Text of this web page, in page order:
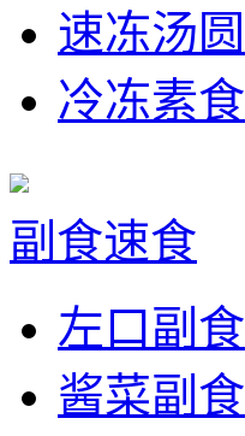
速冻汤圆
冷冻素食
副食速食
左口副食
酱菜副食